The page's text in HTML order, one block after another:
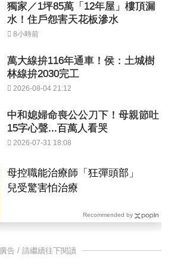
獨家／1坪85萬「12年屋」樓頂漏
水！住戶怨害天花板滲水
8小時前
萬大線拚116年通車！侯：土城樹
林線拚2030完工
2026-08-04 21:12
中和媳婦命喪公公刀下！母親節吐
15字心聲...百萬人看哭
2026-07-31 18:08
母控職能治療師「狂彈頭部」
兒受驚害怕治療
Recommended by
廣告 / 請繼續往下閱讀